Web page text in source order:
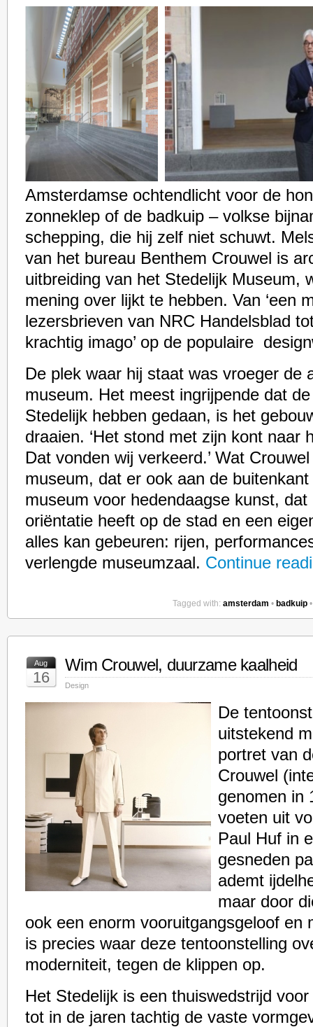
Amsterdamse ochtendlicht voor de
zonneklep of de badkuip – volkse
schepping, die hij zelf niet schuwt.
van het bureau Benthem Crouwel is
uitbreiding van het Stedelijk Museum,
mening over lijkt te hebben. Van ‘een
lezersbrieven van NRC Handelsblad
krachtig imago’ op de populaire
De plek waar hij staat was vroeger de
museum. Het meest ingrijpende dat
Stedelijk hebben gedaan, is het
draaien. ‘Het stond met zijn kont naar
Dat vonden wij verkeerd.’ Wat
museum, dat er ook aan de
museum voor hedendaagse kunst, dat
oriëntatie heeft op de stad en een
alles kan gebeuren: rijen,
verlengde museumzaal. Continue
Tagged with: amsterdam • badkuip
Aug
16
Wim Crouwel, duurzame kaalheid
Design
De
uitstekend
portret van
Crouwel
genomen in
voeten uit
Paul Huf in
gesneden
ademt
maar door
ook een enorm vooruitgangsgeloof en
is precies waar deze tentoonstelling
moderniteit, tegen de klippen op.
Het Stedelijk is een thuiswedstrijd
tot in de jaren tachtig de vaste